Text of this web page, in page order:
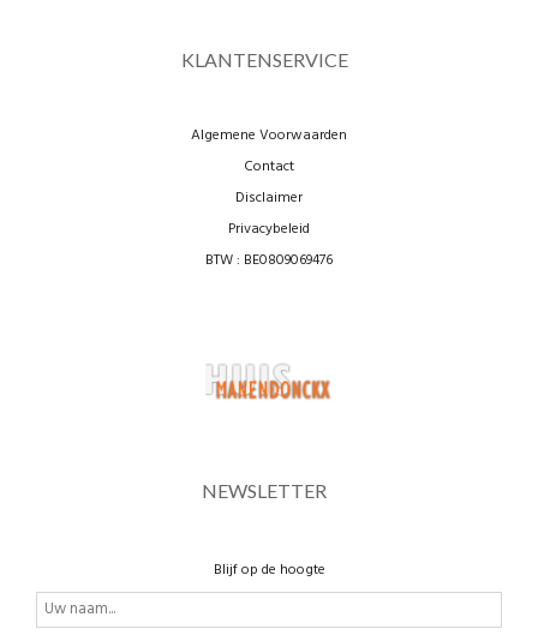
KLANTENSERVICE
Algemene Voorwaarden
Contact
Disclaimer
Privacybeleid
BTW : BE0809069476
NEWSLETTER
Blijf op de hoogte